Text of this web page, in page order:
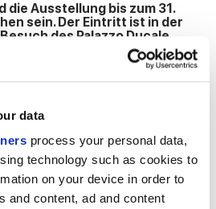
data
process your personal data,
technology such as cookies to
on your device in order to
and content, ad and content
die Ausstellung bis zum 31.
sein. Der Eintritt ist in der
des Palazzo Ducale
VERBINDUNG